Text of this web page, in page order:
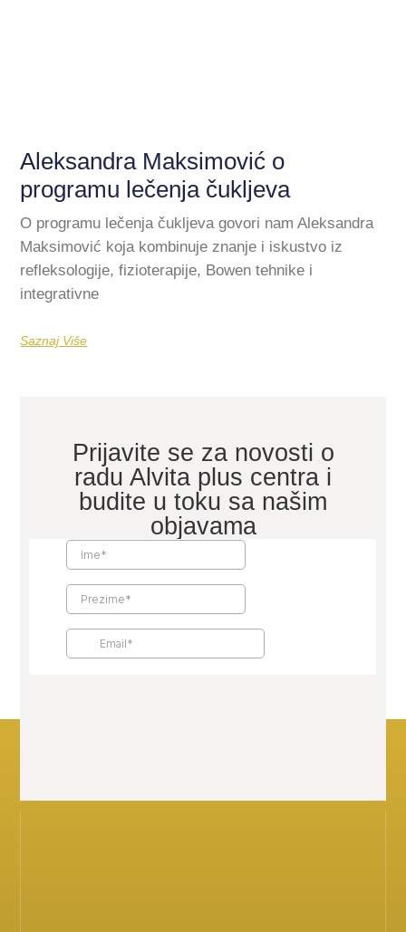
Aleksandra Maksimović o
programu lečenja čukljeva
O programu lečenja čukljeva govori nam Aleksandra
Maksimović koja kombinuje znanje i iskustvo iz
refleksologije, fizioterapije, Bowen tehnike i
integrativne
Saznaj Više
Prijavite se za novosti o
radu Alvita plus centra i
budite u toku sa našim
objavama